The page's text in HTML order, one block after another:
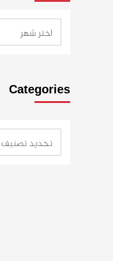
Categories